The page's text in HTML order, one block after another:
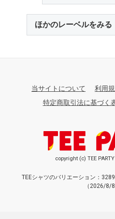
ほかのレーベルをみる
当サイトについて 利用
特定商取引法に基づく
copyright (c) TEE
TEEシャツのバリエーション：
（2026/8/8